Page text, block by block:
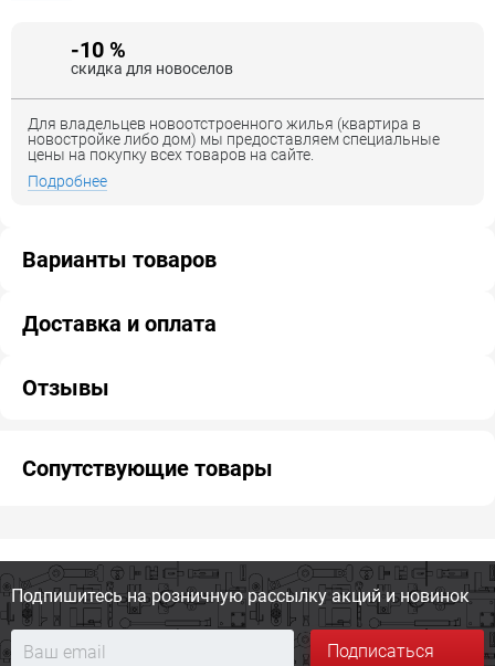
-10 %
скидка для новоселов
Для владельцев новоотстроенного жилья (квартира в
новостройке либо дом) мы предоставляем специальные
цены на покупку всех товаров на сайте.
Подробнее
Варианты товаров
Доставка и оплата
Отзывы
Сопутствующие товары
Подпишитесь на розничную рассылку акций и новинок
Подписаться